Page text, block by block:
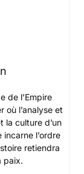
de l’Empire
où l’analyse et
la culture d’un
incarne l’ordre
retiendra
paix.